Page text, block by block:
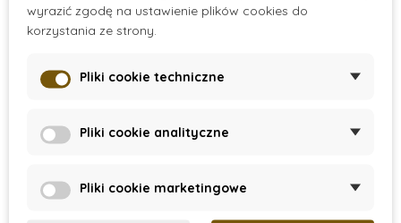
Zabawki edukacyjne
Více kategorií
There are no products.
wyrazić zgodę na ustawienie plików cookies do
korzystania ze strony.
Pliki cookie techniczne
Pliki cookie analityczne
Pliki cookie marketingowe